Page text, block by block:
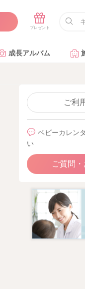
成長アルバム
ご利
ベビーカレン
い
ご質問